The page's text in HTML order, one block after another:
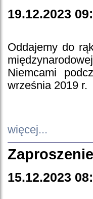
19.12.2023
Oddajemy do
Niemcami
września 2019 r.
więcej...
15.12.2023